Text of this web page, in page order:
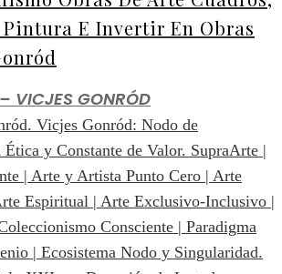
E Invertir En Obras
VICJES GONRÓD